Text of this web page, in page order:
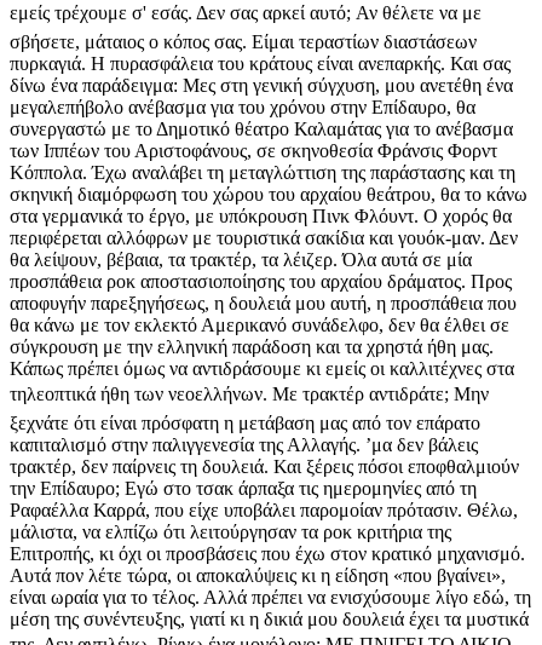
εμείς τρέχουμε σ' εσάς. Δεν σας αρκεί αυτό; Αν θέλετε να με
σβήσετε, μάταιος ο κόπος σας. Είμαι τεραστίων διαστάσεων
πυρκαγιά. Η πυρασφάλεια του κράτους είναι ανεπαρκής. Και σας
δίνω ένα παράδειγμα: Μες στη γενική σύγχυση, μου ανετέθη ένα
μεγαλεπήβολο ανέβασμα για του χρόνου στην Επίδαυρο, θα
συνεργαστώ με το Δημοτικό θέατρο Καλαμάτας για το ανέβασμα
των Ιππέων του Αριστοφάνους, σε σκηνοθεσία Φράνσις Φορντ
Κόππολα. Έχω αναλάβει τη μεταγλώττιση της παράστασης και τη
σκηνική διαμόρφωση του χώρου του αρχαίου θεάτρου, θα το κάνω
στα γερμανικά το έργο, με υπόκρουση Πινκ Φλόυντ. Ο χορός θα
περιφέρεται αλλόφρων με τουριστικά σακίδια και γουόκ-μαν. Δεν
θα λείψουν, βέβαια, τα τρακτέρ, τα λέιζερ. Όλα αυτά σε μία
προσπάθεια ροκ αποστασιοποίησης του αρχαίου δράματος. Προς
αποφυγήν παρεξηγήσεως, η δουλειά μου αυτή, η προσπάθεια που
θα κάνω με τον εκλεκτό Αμερικανό συνάδελφο, δεν θα έλθει σε
σύγκρουση με την ελληνική παράδοση και τα χρηστά ήθη μας.
Κάπως πρέπει όμως να αντιδράσουμε κι εμείς οι καλλιτέχνες στα
τηλεοπτικά ήθη των νεοελλήνων. Με τρακτέρ αντιδράτε; Μην
ξεχνάτε ότι είναι πρόσφατη η μετάβαση μας από τον επάρατο
καπιταλισμό στην παλιγγενεσία της Αλλαγής. ʼμα δεν βάλεις
τρακτέρ, δεν παίρνεις τη δουλειά. Και ξέρεις πόσοι εποφθαλμιούν
την Επίδαυρο; Εγώ στο τσακ άρπαξα τις ημερομηνίες από τη
Ραφαέλλα Καρρά, που είχε υποβάλει παρομοίαν πρότασιν. Θέλω,
μάλιστα, να ελπίζω ότι λειτούργησαν τα ροκ κριτήρια της
Επιτροπής, κι όχι οι προσβάσεις που έχω στον κρατικό μηχανισμό.
Αυτά πον λέτε τώρα, οι αποκαλύψεις κι η είδηση «που βγαίνει»,
είναι ωραία για το τέλος. Αλλά πρέπει να ενισχύσουμε λίγο εδώ, τη
μέση της συνέντευξης, γιατί κι η δικιά μου δουλειά έχει τα μυστικά